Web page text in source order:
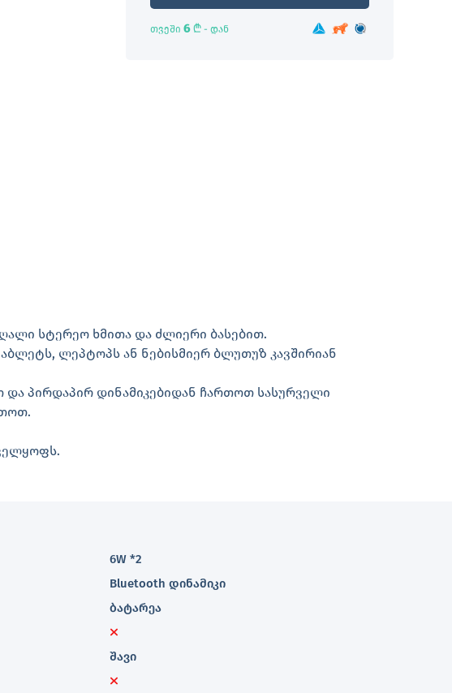
თვეში 6 L - დან
სტერეო ხმითა და ძლიერი ბასებით.
ლეპტოპს ან ნებისმიერ ბლუთუზ კავშირიან
და პირდაპირ დინამიკებიდან ჩართოთ სასურველი
6W *2
Bluetooth დინამიკი
ბატარეა
შავი